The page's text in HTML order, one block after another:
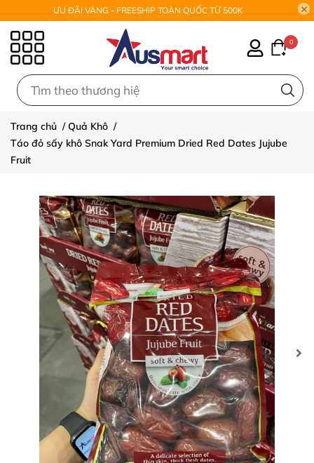
ƯU ĐÃI VÀNG - FREESHIP TOÀN QUỐC TỪ 500K
0
Trang chủ /Quả Khô /
Táo đỏ sấy khô Snak Yard Premium Dried Red Dates Jujube
Fruit